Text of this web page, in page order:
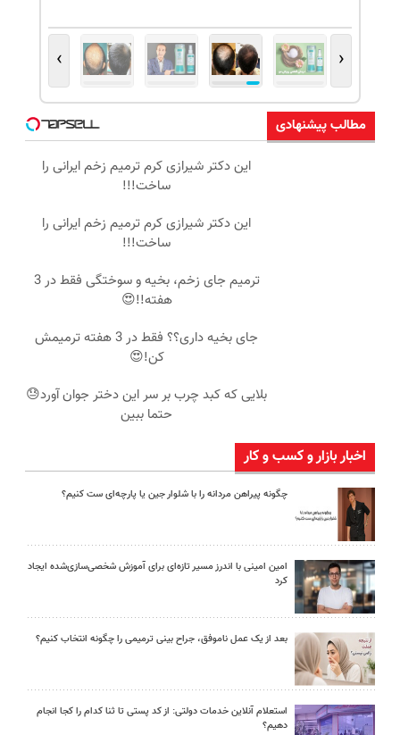
‹
›
مطالب پیشنهادی
این دکتر شیرازی کرم ترمیم زخم ایرانی را
ساخت!!!
این دکتر شیرازی کرم ترمیم زخم ایرانی را
ساخت!!!
ترمیم جای زخم، بخیه و سوختگی فقط در 3
هفته!!😍
جای بخیه داری؟؟ فقط در 3 هفته ترمیمش
کن!😍
بلایی که کبد چرب بر سر این دختر جوان آورد😓
حتما ببین
اخبار بازار و کسب و کار
چگونه پیراهن مردانه را با شلوار جین یا پارچه‌ای ست کنیم؟
امین امینی با اندرز مسیر تازه‌ای برای آموزش شخصی‌سازی‌شده ایجاد
کرد
بعد از یک عمل ناموفق، جراح بینی ترمیمی را چگونه انتخاب کنیم؟
استعلام آنلاین خدمات دولتی: از کد پستی تا ثنا کدام را کجا انجام
دهیم؟